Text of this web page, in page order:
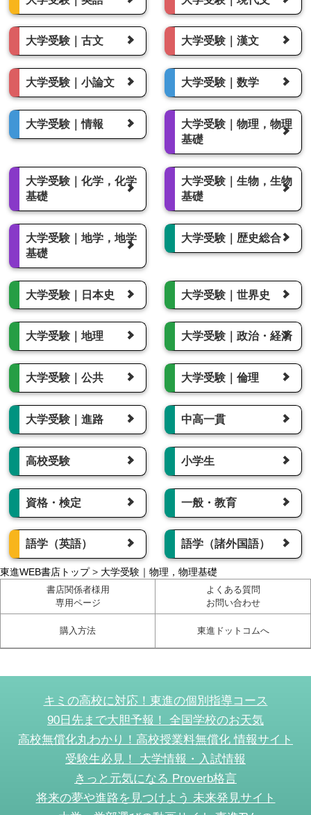
大学受験｜古文 大学受験｜漢文
大学受験｜小論文 大学受験｜数学
大学受験｜情報
大学受験｜物理，物理
基礎
大学受験｜化学，化学
基礎
大学受験｜生物，生物
基礎
大学受験｜地学，地学
基礎
大学受験｜歴史総合
大学受験｜日本史 大学受験｜世界史
大学受験｜地理 大学受験｜政治・経済
大学受験｜公共 大学受験｜倫理
大学受験｜進路 中高一貫
高校受験 小学生
資格・検定 一般・教育
語学（英語） 語学（諸外国語）
東進WEB書店トップ> 大学受験｜物理，物理基礎
書店関係者様用
専用ページ
よくある質問
お問い合わせ
購入方法 東進ドットコムへ
キミの高校に対応！東進の個別指導コース
90日先まで大胆予報！ 全国学校のお天気
高校無償化丸わかり！高校授業料無償化 情報サイト
受験生必見！ 大学情報・入試情報
きっと元気になる Proverb格言
将来の夢や進路を見つけよう 未来発見サイト